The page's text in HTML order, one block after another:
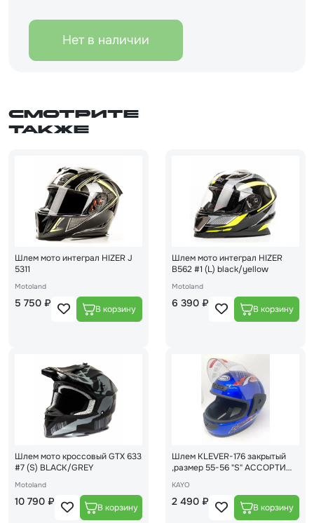
Нет в наличии
Смотрите
также
Шлем мото интеграл HIZER J
5311
Motoland
5 750 ₽
Шлем мото интеграл HIZER
B562 #1 (L) black/yellow
Motoland
6 390 ₽
Шлем мото кроссовый GTX 633
#7 (S) BLACK/GREY
Motoland
10 790 ₽
Шлем KLEVER-176 закрытый
,размер 55-56 "S" АССОРТИ
KAYO
2 490 ₽